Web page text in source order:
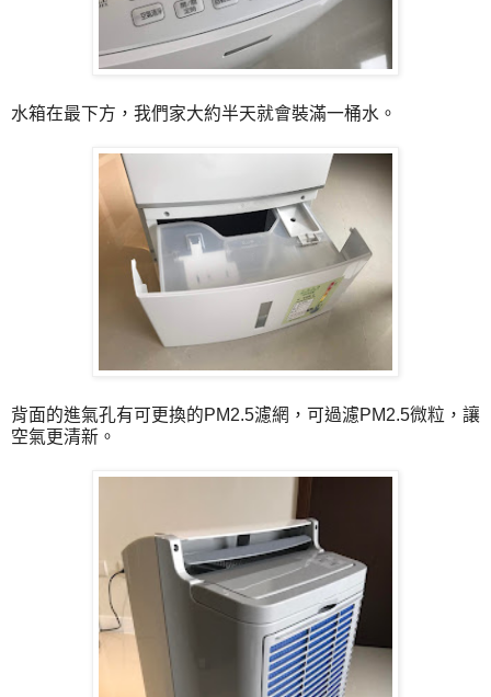
水箱在最下方，我們家大約半天就會裝滿一桶水。
背面的進氣孔有可更換的PM2.5濾網，可過濾PM2.5微粒，讓
空氣更清新。